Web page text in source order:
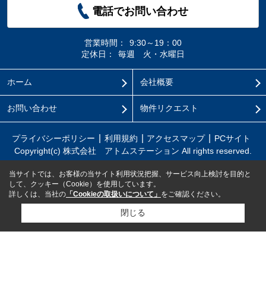
電話でお問い合わせ
営業時間：
9:30～19：00
定休日：
毎週 火・水曜日
ホーム 会社概要
お問い合わせ 物件リクエスト
プライバシーポリシー 利用規約 アクセスマップ
PCサイト
Copyright(c) 株式会社 アトムステーション All rights reserved.
当サイトでは、お客様の当サイト利用状況把握、サービス向上検討を目的と
して、クッキー（Cookie）を使用しています。
詳しくは、当社の 「Cookieの取扱いについて」 をご確認ください。
閉じる